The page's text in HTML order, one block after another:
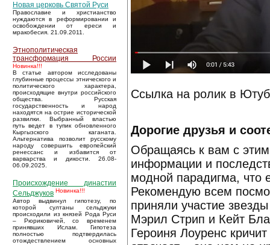
Новая церковь Святой Руси
Православие и христианство
нуждаются в реформировании и
освобождении от ереси и
мракобесия. 21.09.2011.
Этнополитическая
трансформация России
Новинка!!!
В статье автором исследованы
глубинные процессы этнического и
политического характера,
происходящие внутри российского
общества. Русская
государственность и народ
находятся на острие исторической
развилки. Выбранный властью
путь ведет в тупик обновленного
Кыргызского каганата.
Альтернатива позволит русскому
народу совершить европейский
ренессанс и избавится от
варварства и дикости. 26.08-
06.09.2025.
Происхождение династии
Сельджуков Новинка!!!
Автор выдвинул гипотезу, по
которой султаны сельджуки
происходили из князей Рода Руси
– Рюриковичей, со временем
принявших Ислам. Гипотеза
полностью подтвердилась
отождествлением основных
Ссылка на ролик в
Дорогие друзья и
Обращаясь к вам с
информации и
модной парадигма, что
Рекомендую всем
приняли участие
Мэрил Стрип и Кейт
Героиня Лоуренс